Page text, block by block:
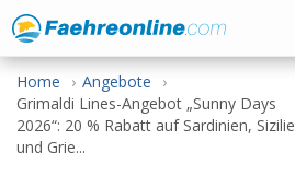
Home
Angebote
Grimaldi Lines-Angebot „Sunny Days
2026“: 20 % Rabatt auf Sardinien,
und Grie...